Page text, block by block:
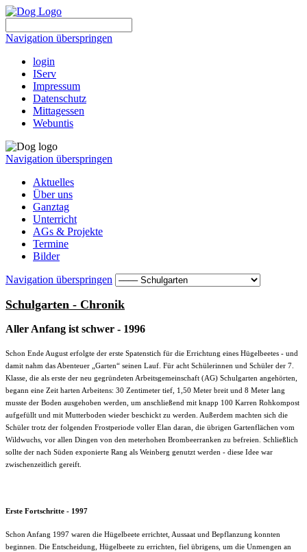
Navigation überspringen
login
IServ
Impressum
Datenschutz
Mittagessen
Webuntis
Navigation überspringen
Aktuelles
Über uns
Ganztag
Unterricht
AGs & Projekte
Termine
Bilder
Navigation überspringen
Schulgarten - Chronik
Aller Anfang ist schwer - 1996
Schon Ende August erfolgte der erste Spatenstich für die Errichtung eines Hügelbeetes - und
damit nahm das Abenteuer „Garten“ seinen Lauf. Für acht Schülerinnen und Schüler der 7.
Klasse, die als erste der neu gegründeten Arbeitsgemeinschaft (AG) Schulgarten angehörten,
begann eine Zeit harten Arbeitens: 30 Zentimeter tief, 1,50 Meter breit und 8 Meter lang
musste der Boden ausgehoben werden, um anschließend mit knapp 100 Karren Rohkompost
aufgefüllt und mit Mutterboden wieder beschickt zu werden. Außerdem machten sich die
Schüler trotz der folgenden Frostperiode voller Elan daran, die übrigen Gartenflächen vom
Wildwuchs, vor allen Dingen von den meterhohen Brombeerranken zu befreien. Schließlich
sollte der nach Süden exponierte Rang als Weinberg genutzt werden - diese Idee war
zwischenzeitlich gereift.
Erste Fortschritte - 1997
Schon Anfang 1997 waren die Hügelbeete errichtet, Aussaat und Bepflanzung konnten
beginnen. Die Entscheidung, Hügelbeete zu errichten, fiel übrigens, um die Unmengen an